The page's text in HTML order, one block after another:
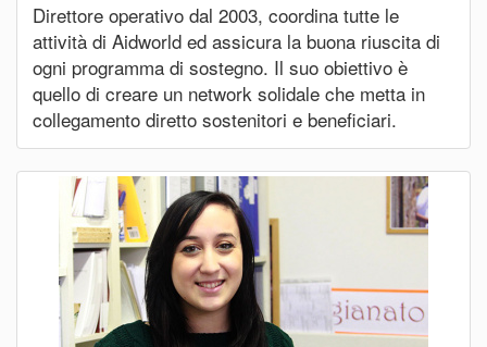
Direttore operativo dal 2003, coordina tutte le
attività di Aidworld ed assicura la buona riuscita di
ogni programma di sostegno. Il suo obiettivo è
quello di creare un network solidale che metta in
collegamento diretto sostenitori e beneficiari.